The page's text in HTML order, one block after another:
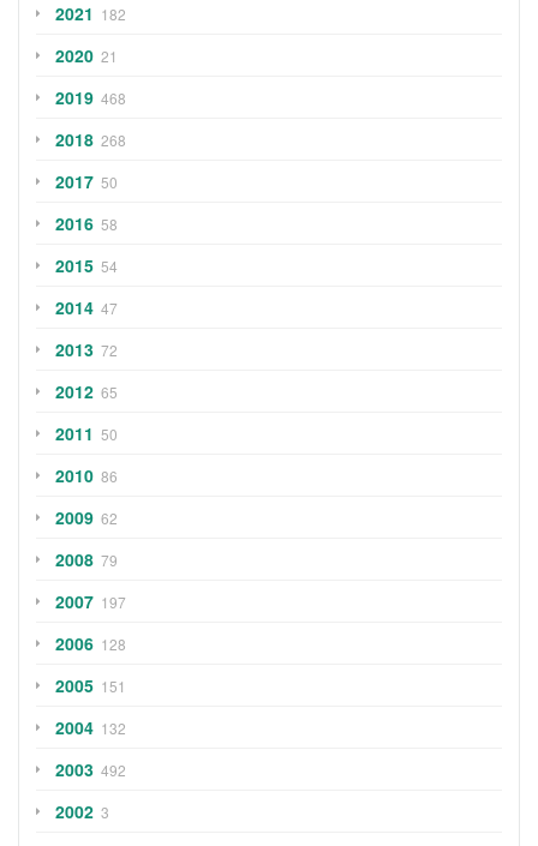
2021 182
2020 21
2019 468
2018 268
2017 50
2016 58
2015 54
2014 47
2013 72
2012 65
2011 50
2010 86
2009 62
2008 79
2007 197
2006 128
2005 151
2004 132
2003 492
2002 3